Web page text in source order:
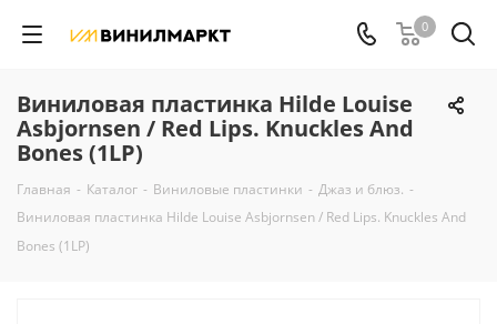
0
Виниловая пластинка Hilde Louise
Asbjornsen / Red Lips. Knuckles And
Bones (1LP)
Главная - Каталог - Виниловые пластинки - Джаз и блюз. -
Виниловая пластинка Hilde Louise Asbjornsen / Red Lips. Knuckles And
Bones (1LP)